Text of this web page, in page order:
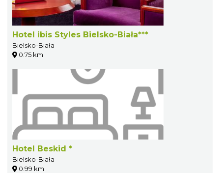
Hotel ibis Styles Bielsko-Biała***
Bielsko-Biała
0.75 km
Hotel Beskid *
Bielsko-Biała
0.99 km